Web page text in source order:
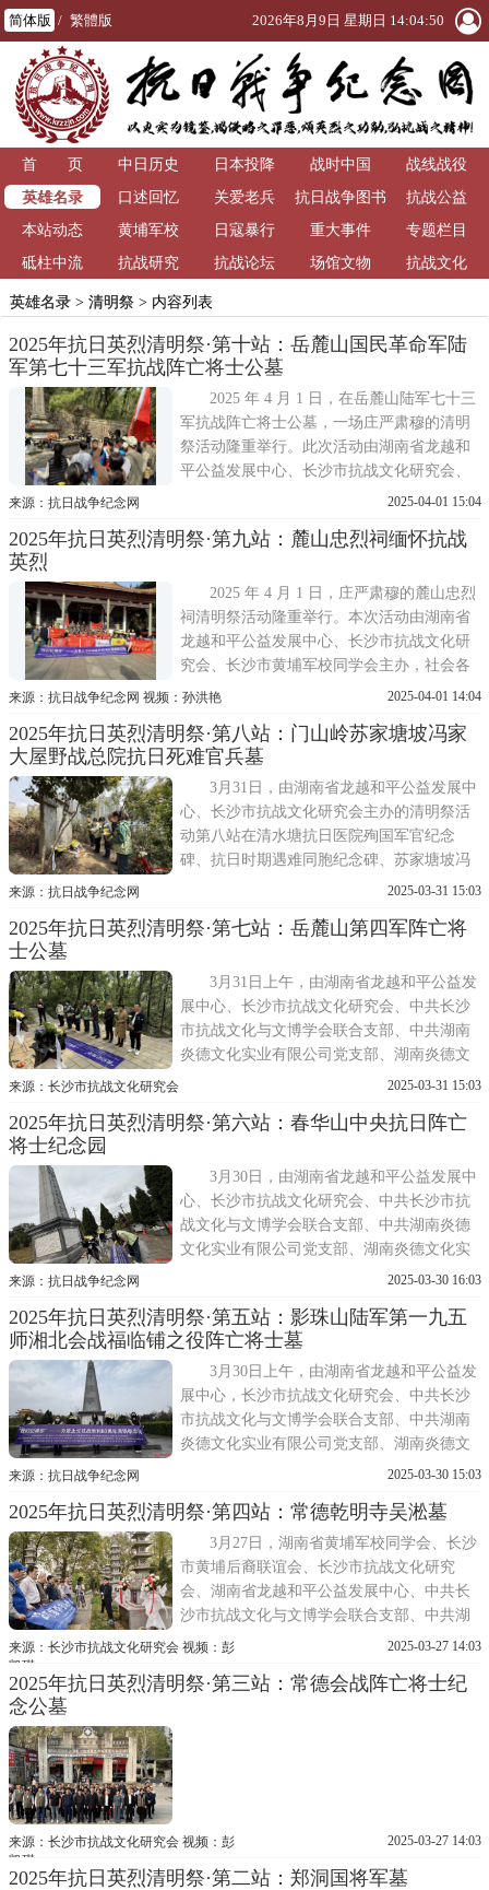
简体版 / 繁體版 2026年8月9日 星期日 14:04:51
首 页 中日历史 日本投降 战时中国
战线战役
英雄名录
口述回忆 关爱老兵
抗日战争图书
馆
抗战公益
本站动态
黄埔军校 日寇暴行 重大事件
专题栏目
砥柱中流
抗战研究 抗战论坛 场馆文物 抗战文化
英雄名录> 清明祭> 内容列表
2025年抗日英烈清明祭·第十站：岳麓山国民革命军陆
军第七十三军抗战阵亡将士公墓
2025 年 4 月 1 日，在岳麓山陆军七十三
军抗战阵亡将士公墓，一场庄严肃穆的清明
祭活动隆重举行。此次活动由湖南省龙越和
平公益发展中心、长沙市抗战文化研究会、
长沙市黄埔军校同学会主办。参与本次祭祀
埔军校同学会成员，长沙市黄埔后裔联谊会
人员、望城区
来源：抗日战争纪念网 2025-04-01 15:04
2025年抗日英烈清明祭·第九站：麓山忠烈祠缅怀抗战
英烈
2025 年 4 月 1 日，庄严肃穆的麓山忠烈
祠清明祭活动隆重举行。本次活动由湖南省
龙越和平公益发展中心、长沙市抗战文化研
究会、长沙市黄埔军校同学会主办，社会各
界人士踊跃参与。
来源：抗日战争纪念网 视频：孙洪艳 2025-04-01 14:04
2025年抗日英烈清明祭·第八站：门山岭苏家塘坡冯家
大屋野战总院抗日死难官兵墓
3月31日，由湖南省龙越和平公益发展中
心、长沙市抗战文化研究会主办的清明祭活
动第八站在清水塘抗日医院殉国军官纪念
碑、抗日时期遇难同胞纪念碑、苏家塘坡冯
家大屋野战总院抗日死难官兵墓进行，参加
市抗战文化与文博学会联合支部、中共湖南
化实业有限公司、抗日战争纪
来源：抗日战争纪念网 2025-03-31 15:03
2025年抗日英烈清明祭·第七站：岳麓山第四军阵亡将
士公墓
3月31日上午，由湖南省龙越和平公益发
展中心、长沙市抗战文化研究会、中共长沙
市抗战文化与文博学会联合支部、中共湖南
炎德文化实业有限公司党支部、湖南炎德文
化实业有限公司、抗日战争纪念网、抗日战
活动，在岳麓山第四军阵亡将士公墓庄重举
扬伟大的抗战精神。活
来源：长沙市抗战文化研究会 2025-03-31 15:03
2025年抗日英烈清明祭·第六站：春华山中央抗日阵亡
将士纪念园
3月30日，由湖南省龙越和平公益发展中
心、长沙市抗战文化研究会、中共长沙市抗
战文化与文博学会联合支部、中共湖南炎德
文化实业有限公司党支部、湖南炎德文化实
业有限公司、抗日战争纪念网、抗日战争图
动，在长沙县春华镇长沙会战春华山中央抗
日阵亡将士纪念园庄重举行。?如果说影珠山
铭刻着中国军队在第一
来源：抗日战争纪念网 2025-03-30 16:03
2025年抗日英烈清明祭·第五站：影珠山陆军第一九五
师湘北会战福临铺之役阵亡将士墓
3月30日上午，由湖南省龙越和平公益发
展中心，长沙市抗战文化研究会、中共长沙
市抗战文化与文博学会联合支部、中共湖南
炎德文化实业有限公司党支部、湖南炎德文
化实业有限公司、抗日战争纪念网、抗日战
活动在影珠山陆军第一九五师湘北会战福临
铺之役阵亡将士墓举行。
来源：抗日战争纪念网 2025-03-30 15:03
2025年抗日英烈清明祭·第四站：常德乾明寺吴淞墓
3月27日，湖南省黄埔军校同学会、长沙
市黄埔后裔联谊会、长沙市抗战文化研究
会、湖南省龙越和平公益发展中心、中共长
沙市抗战文化与文博学会联合支部、中共湖
南炎德文化实业有限公司党支部、民革湖南
支部、湖南炎德文化实业有限公司、抗日战
来源：长沙市抗战文化研究会 视频：彭
凯琪
2025-03-27 14:03
2025年抗日英烈清明祭·第三站：常德会战阵亡将士纪
念公墓
来源：长沙市抗战文化研究会 视频：彭
凯琪
2025-03-27 14:03
2025年抗日英烈清明祭·第二站：郑洞国将军墓